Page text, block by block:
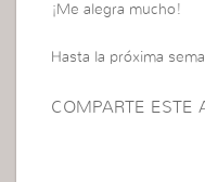
¡Me alegra mucho!
Hasta la próxima
COMPARTE ESTE